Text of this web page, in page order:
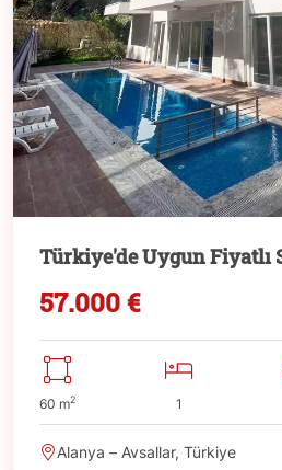
Türkiye'de Uygun Fiyatlı
57.000 €
60 m2 1
Alanya – Avsallar, Türkiye